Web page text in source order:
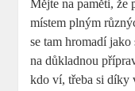
Mějte na paměti, že
místem plným
se tam hromadí
na důkladnou
kdo ví, třeba si díky